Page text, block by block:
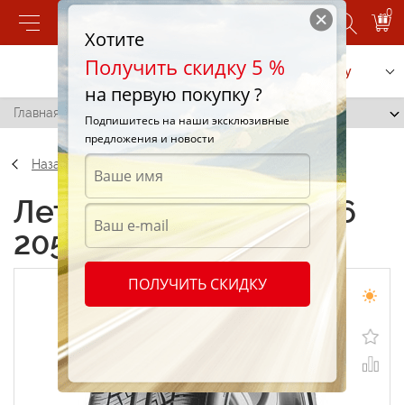
0
Позвонить Заказать услугу
Главная /
Назад
Летние шины Pirelli P6
205/60 R16 92H
Хотите
Получить скидку 5 %
на первую покупку ?
Подпишитесь на наши эксклюзивные
предложения и новости
ПОЛУЧИТЬ СКИДКУ